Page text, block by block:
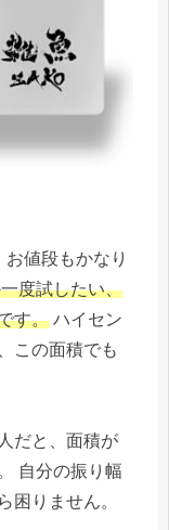
値段もかなり
度試したい、
す。 ハイセン
この面積でも
だと、面積が
自分の振り幅
困りません。